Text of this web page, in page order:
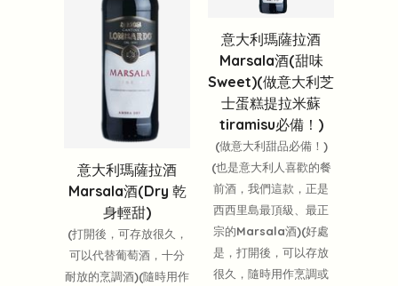
意大利瑪薩拉酒
Marsala酒(Dry 乾
身輕甜)
(打開後，可存放很久，
可以代替葡萄酒，十分
耐放的烹調酒)(隨時用作
意大利瑪薩拉酒
Marsala酒(甜味
Sweet)(做意大利芝
士蛋糕提拉米蘇
tiramisu必備！)
(做意大利甜品必備！)
(也是意大利人喜歡的餐
前酒，我們這款，正是
西西里島最頂級、最正
宗的Marsala酒)(好處
是，打開後，可以存放
很久，隨時用作烹調或